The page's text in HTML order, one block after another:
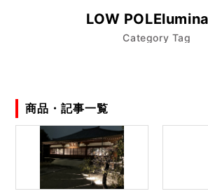
会社概要
COMPANY
LOW
Category Tag
商品・記事一覧